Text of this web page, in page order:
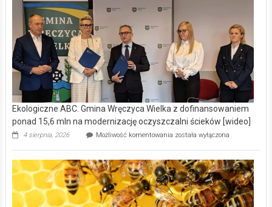
Ekologiczne ABC. Gmina Wręczyca Wielka z dofinansowaniem
ponad 15,6 mln na modernizację oczyszczalni ścieków [wideo]
4 sierpnia, 2026 Możliwość komentowania Ekologiczne
Wręczyca
Wielka
z
dofinansowaniem
ponad
została wyłączona